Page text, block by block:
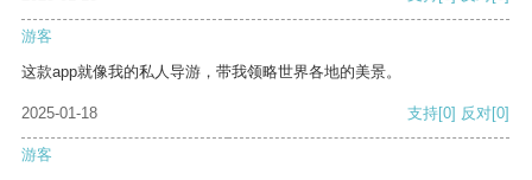
游客
这款app就像我的私人导游，带我领略世界各地的美景。
2025-01-18 支持[0] 反对[0]
游客